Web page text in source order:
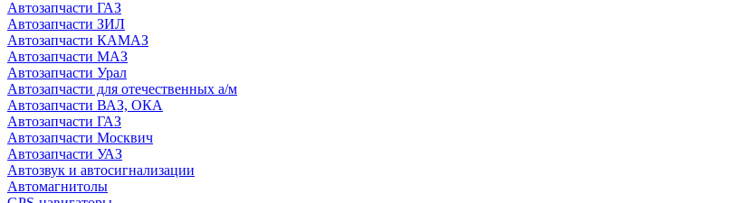
Автозапчасти ГАЗ
Автозапчасти ЗИЛ
Автозапчасти КАМАЗ
Автозапчасти МАЗ
Автозапчасти Урал
Автозапчасти для отечественных а/м
Автозапчасти ВАЗ, ОКА
Автозапчасти ГАЗ
Автозапчасти Москвич
Автозапчасти УАЗ
Автозвук и автосигнализации
Автомагнитолы